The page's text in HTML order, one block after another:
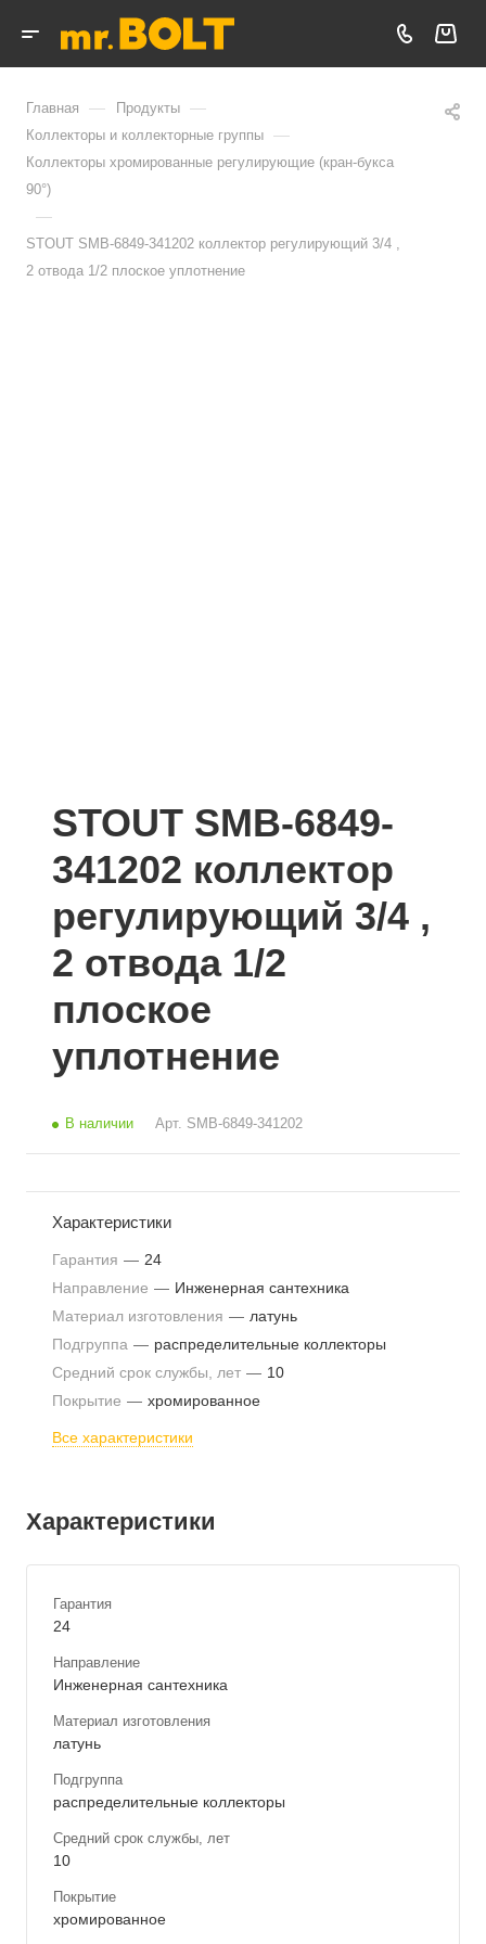
Главная — Продукты —
Коллекторы и коллекторные группы —
Коллекторы хромированные регулирующие (кран-букса
90°)
—
STOUT SMB-6849-341202 коллектор регулирующий 3/4 ,
2 отвода 1/2 плоское уплотнение
STOUT SMB-6849-
341202 коллектор
регулирующий 3/4 ,
2 отвода 1/2
плоское
уплотнение
В наличии Арт. SMB-6849-341202
Характеристики
Гарантия — 24
Направление — Инженерная сантехника
Материал изготовления — латунь
Подгруппа — распределительные коллекторы
Средний срок службы, лет — 10
Покрытие — хромированное
Все характеристики
Характеристики
Гарантия
24
Направление
Инженерная сантехника
Материал изготовления
латунь
Подгруппа
распределительные коллекторы
Средний срок службы, лет
10
Покрытие
хромированное